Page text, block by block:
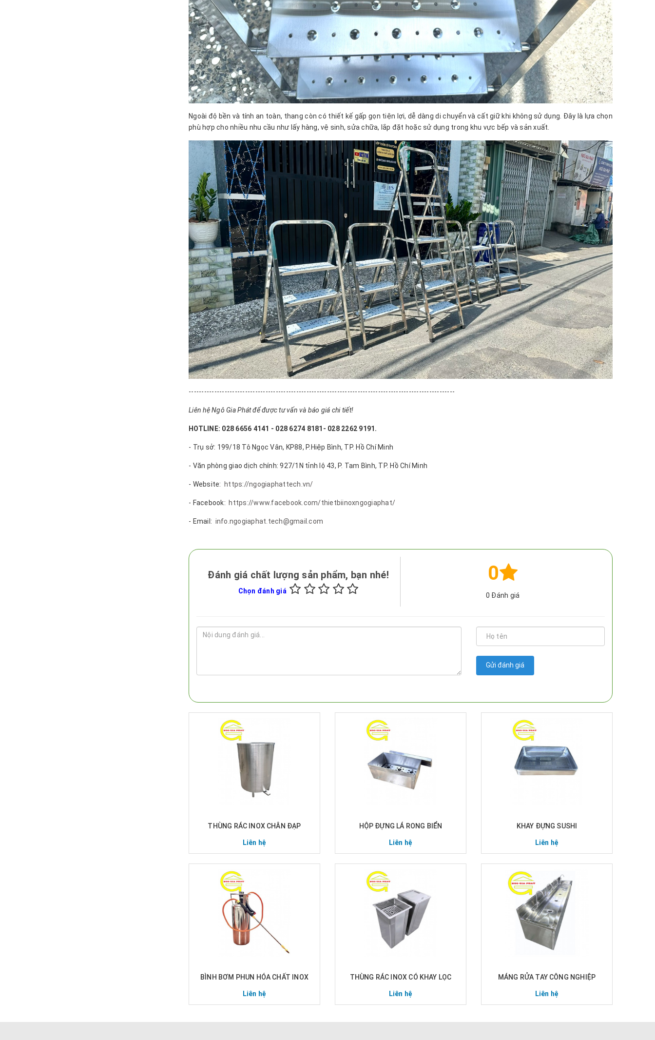
Ngoài độ bền và tính an toàn, thang còn có thiết kế gấp gọn tiện lợi, dễ dàng di chuyển và cất giữ khi không sử dụng. Đây là lựa chọn
phù hợp cho nhiều nhu cầu như lấy hàng, vệ sinh, sửa chữa, lắp đặt hoặc sử dụng trong khu vực bếp và sản xuất.
--------------------------------------------------------------------------------------------------------
Liên hệ Ngô Gia Phát để được tư vấn và báo giá chi tiết!
HOTLINE: 028 6656 4141 - 028 6274 8181- 028 2262 9191.
- Trụ sở: 199/18 Tô Ngọc Vân, KP88, P.Hiệp Bình, TP. Hồ Chí Minh
- Văn phòng giao dịch chính: 927/1N tỉnh lộ 43, P. Tam Bình, TP. Hồ Chí Minh
- Website: https://ngogiaphattech.vn/
- Facebook: https://www.facebook.com/thietbiinoxngogiaphat/
- Email: info.ngogiaphat.tech@gmail.com
Đánh giá chất lượng sản phẩm, bạn nhé!
Chọn đánh giá
0
0 Đánh giá
Gửi đánh giá
THÙNG RÁC INOX CHÂN ĐẠP
Liên hệ
HỘP ĐỰNG LÁ RONG BIỂN
Liên hệ
KHAY ĐỰNG SUSHI
Liên hệ
BÌNH BƠM PHUN HÓA CHẤT INOX
Liên hệ
THÙNG RÁC INOX CÓ KHAY LỌC
Liên hệ
MÁNG RỬA TAY CÔNG NGHIỆP
Liên hệ